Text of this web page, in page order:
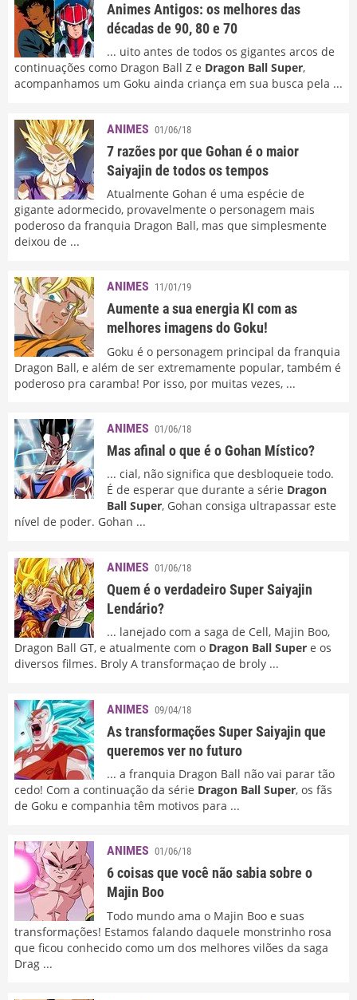
Animes Antigos: os melhores das
décadas de 90, 80 e 70
... uito antes de todos os gigantes arcos de
continuações como Dragon Ball Z e Dragon Ball Super,
acompanhamos um Goku ainda criança em sua busca pela ...
ANIMES 01/06/18
7 razões por que Gohan é o maior
Saiyajin de todos os tempos
Atualmente Gohan é uma espécie de
gigante adormecido, provavelmente o personagem mais
poderoso da franquia Dragon Ball, mas que simplesmente
deixou de ...
ANIMES 11/01/19
Aumente a sua energia KI com as
melhores imagens do Goku!
Goku é o personagem principal da franquia
Dragon Ball, e além de ser extremamente popular, também é
poderoso pra caramba! Por isso, por muitas vezes, ...
ANIMES 01/06/18
Mas afinal o que é o Gohan Místico?
... cial, não significa que desbloqueie todo.
É de esperar que durante a série Dragon
Ball Super, Gohan consiga ultrapassar este
nível de poder. Gohan ...
ANIMES 01/06/18
Quem é o verdadeiro Super Saiyajin
Lendário?
... lanejado com a saga de Cell, Majin Boo,
Dragon Ball GT, e atualmente com o Dragon Ball Super e os
diversos filmes. Broly A transformaçao de broly ...
ANIMES 09/04/18
As transformações Super Saiyajin que
queremos ver no futuro
... a franquia Dragon Ball não vai parar tão
cedo! Com a continuação da série Dragon Ball Super, os fãs
de Goku e companhia têm motivos para ...
ANIMES 01/06/18
6 coisas que você não sabia sobre o
Majin Boo
Todo mundo ama o Majin Boo e suas
transformações! Estamos falando daquele monstrinho rosa
que ficou conhecido como um dos melhores vilões da saga
Drag ...